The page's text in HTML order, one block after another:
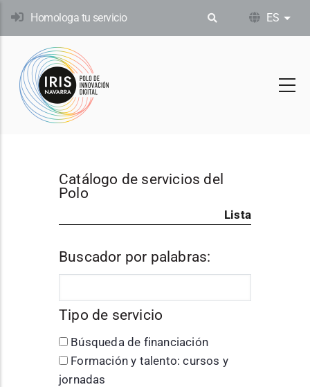
Pasar
contenido
principal
Homologa tu servicio ES
Catálogo de servicios del
Polo
Lista
Buscador por palabras:
Tipo de servicio
Búsqueda de financiación
Formación y talento: cursos y
jornadas